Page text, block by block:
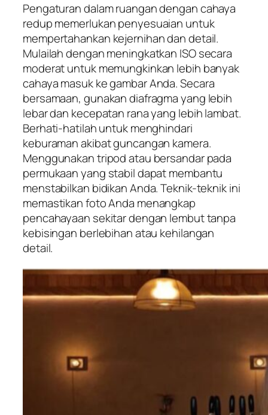
Pengaturan dalam ruangan dengan cahaya
redup memerlukan penyesuaian untuk
mempertahankan kejernihan dan detail.
Mulailah dengan meningkatkan ISO secara
moderat untuk memungkinkan lebih banyak
cahaya masuk ke gambar Anda. Secara
bersamaan, gunakan diafragma yang lebih
lebar dan kecepatan rana yang lebih lambat.
Berhati-hatilah untuk menghindari
keburaman akibat guncangan kamera.
Menggunakan tripod atau bersandar pada
permukaan yang stabil dapat membantu
menstabilkan bidikan Anda. Teknik-teknik ini
memastikan foto Anda menangkap
pencahayaan sekitar dengan lembut tanpa
kebisingan berlebihan atau kehilangan
detail.